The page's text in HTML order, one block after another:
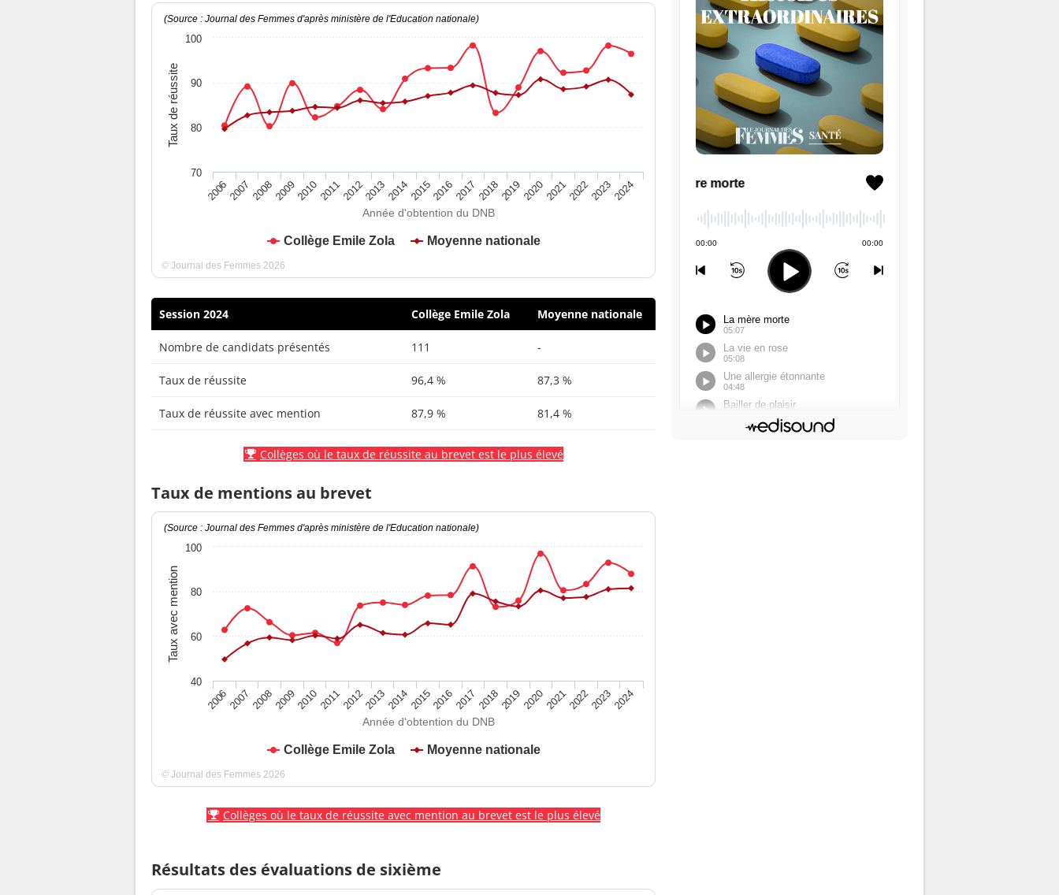
Année d'obtention du DNB
Taux de réussite
(Source : Journal des Femmes d'après ministère de l'Education nationale)
Collège Emile Zola Moyenne nationale
2006200720082009201020112012201320142015201620172018201920202021202220232024
80
90
100
70
© Journal des Femmes 2026
Session 2024 Collège Emile Zola Moyenne nationale
Nombre de candidats présentés 111 -
Taux de réussite 96,4 % 87,3 %
Taux de réussite avec mention 87,9 % 81,4 %
Collèges où le taux de réussite au brevet est le plus élevé
Taux de mentions au brevet
Année d'obtention du DNB
Taux avec mention
(Source : Journal des Femmes d'après ministère de l'Education nationale)
Collège Emile Zola Moyenne nationale
2006200720082009201020112012201320142015201620172018201920202021202220232024
40
60
80
100
© Journal des Femmes 2026
Collèges où le taux de réussite avec mention au brevet est le plus élevé
Résultats des évaluations de sixième